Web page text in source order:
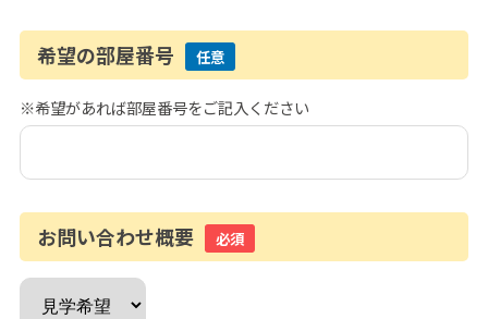
希望の部屋番号 任意
※希望があれば部屋番号をご記入ください
お問い合わせ概要 必須